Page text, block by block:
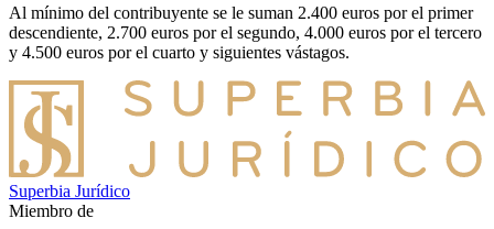
Al mínimo del contribuyente se le suman 2.400 euros por el primer
descendiente, 2.700 euros por el segundo, 4.000 euros por el tercero
y 4.500 euros por el cuarto y siguientes vástagos.
Superbia Jurídico
Miembro de